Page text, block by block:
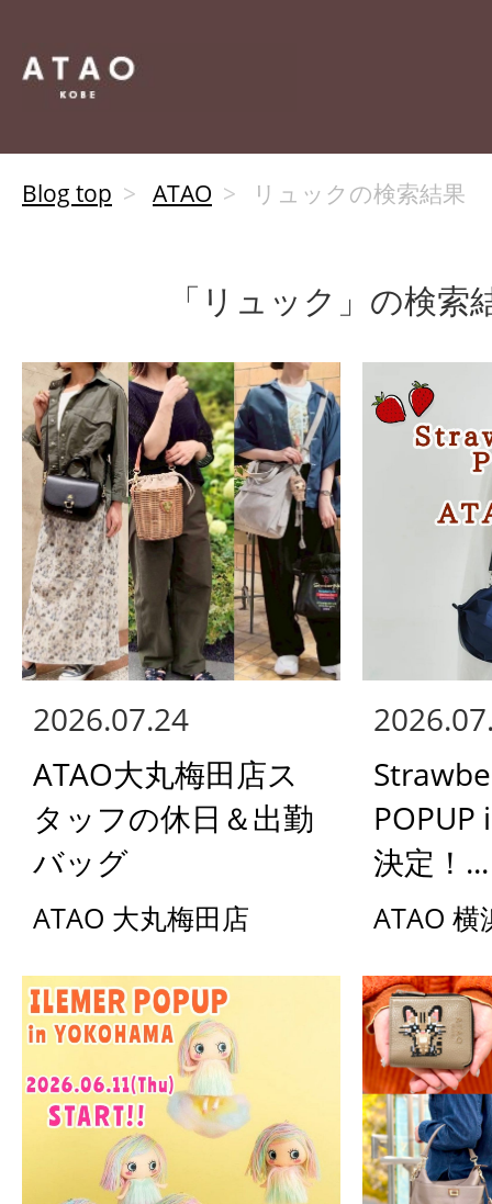
Blog top ATAO リュックの検索結果
「リュック」の検索
2026.07.24
ATAO大丸梅田店ス
タッフの休日＆出勤
バッグ
ATAO 大丸梅田店
POPUP
決定！...
ATAO 横